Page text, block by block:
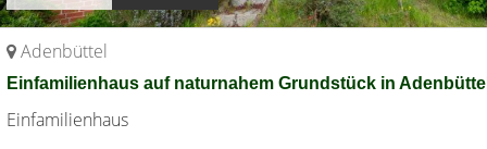
Adenbüttel
Einfamilienhaus auf naturnahem Grundstück in Adenbüttel
Einfamilienhaus